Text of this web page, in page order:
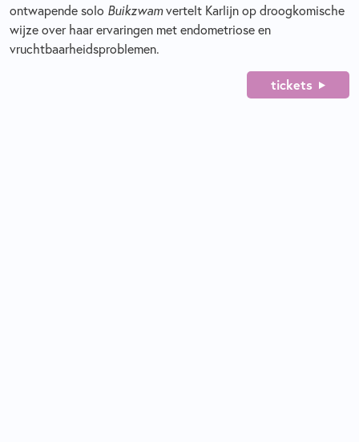
ontwapende solo Buikzwamvertelt Karlijn op droogkomische
wijze over haar ervaringen met endometriose en
vruchtbaarheidsproblemen.
tickets